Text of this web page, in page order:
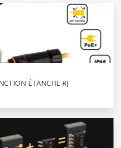
ÉTANCHE RJ